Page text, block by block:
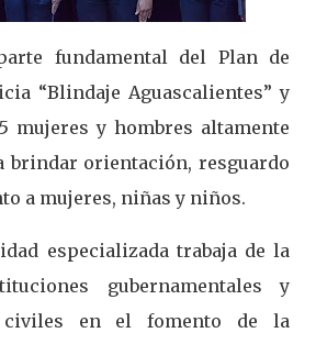
fundamental del Plan de
“Blindaje Aguascalientes” y
mujeres y hombres altamente
brindar orientación, resguardo
a mujeres, niñas y niños.
especializada trabaja de la
gubernamentales y
civiles en el fomento de la